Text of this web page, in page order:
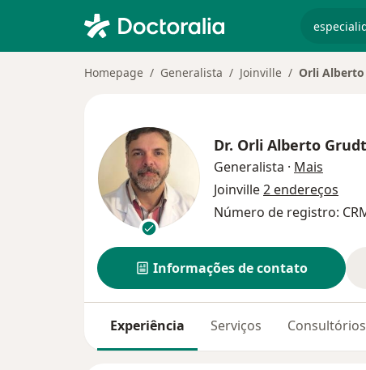
Homepage Generalista Joinville Orli
Dr. Orli Alberto
Generalista · Mais
Joinville2 endereços
Número de registro:
Informações de contato
Experiência Serviços Consultórios